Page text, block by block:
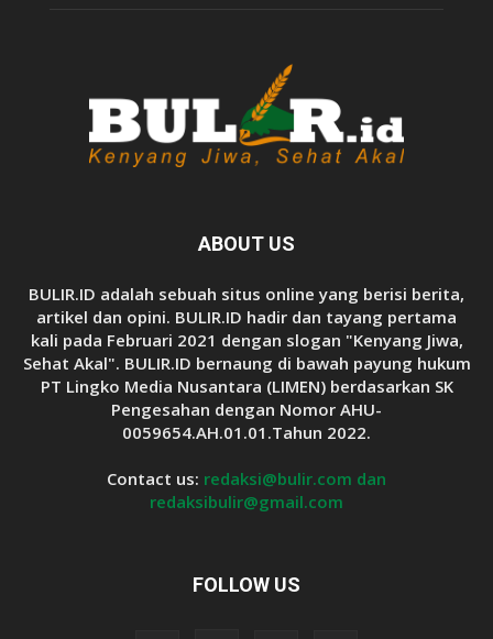
ABOUT US
BULIR.ID adalah sebuah situs online yang berisi berita,
artikel dan opini. BULIR.ID hadir dan tayang pertama
kali pada Februari 2021 dengan slogan "Kenyang Jiwa,
Sehat Akal". BULIR.ID bernaung di bawah payung hukum
PT Lingko Media Nusantara (LIMEN) berdasarkan SK
Pengesahan dengan Nomor AHU-
0059654.AH.01.01.Tahun 2022.
Contact us: redaksi@bulir.com dan
redaksibulir@gmail.com
FOLLOW US